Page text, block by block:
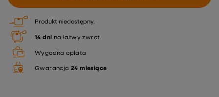
Produkt niedostępny
14 dni na łatwy zwrot
Wygodna opłata
Gwarancja 24 miesiące